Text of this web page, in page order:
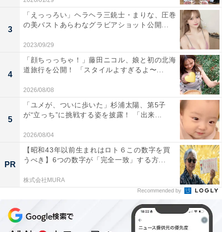
3
「えっっろい」ヘラヘラ三銃士・まりな、圧巻
の美バストあらわなグラビアショット公開...
2023/09/29
4
「顔ちっっちゃ！」藤田ニコル、娘と初の北海
道旅行を公開！ 「スタイルよすぎるよ〜...
2026/08/08
5
「ユメが、ついに歩いた」杉浦太陽、第5子
が“立っち”に挑戦する姿を披露！ 「出来...
2026/08/04
PR
【昭和43年以前生まれはロト６この数字を買
うべき】6つの数字が「完全一致」する方...
株式会社MURA
Recommended by